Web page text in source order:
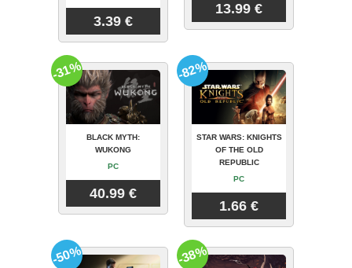
3.39 €
13.99 €
BLACK MYTH:
WUKONG
PC
40.99 €
-31%
STAR WARS: KNIGHTS
OF THE OLD
REPUBLIC
PC
1.66 €
-82%
-50% -38%